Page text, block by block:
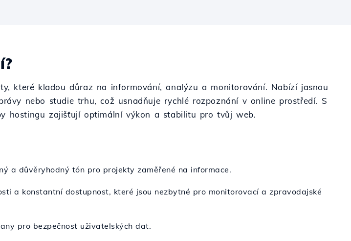
které kladou důraz na informování, analýzu a monitorování. Nabízí jasnou
nebo studie trhu, což usnadňuje rychlé rozpoznání v online prostředí. S
hostingu zajišťují optimální výkon a stabilitu pro tvůj web.
a důvěryhodný tón pro projekty zaměřené na informace.
a konstantní dostupnost, které jsou nezbytné pro monitorovací a zpravodajské
pro bezpečnost uživatelských dat.